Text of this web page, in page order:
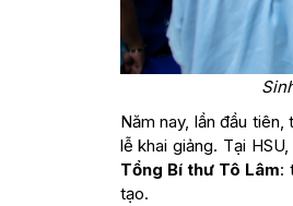
Năm nay, lần đầu
lễ khai giảng. Tại
Tổng Bí thư Tô Lâm:
tạo.